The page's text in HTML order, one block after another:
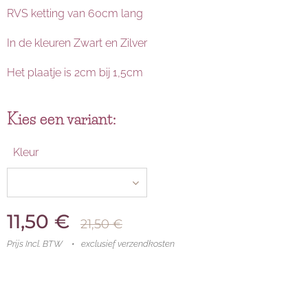
RVS ketting van 60cm lang
In de kleuren Zwart en Zilver
Het plaatje is 2cm bij 1,5cm
Kies een variant:
Kleur
11,50 € 21,50€
Prijs Incl. BTW exclusief verzendkosten